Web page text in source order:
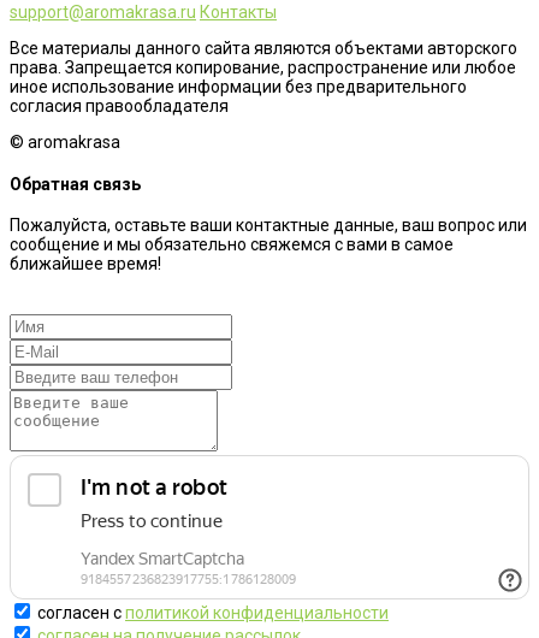
support@aromakrasa.ru Контакты
Все материалы данного сайта являются объектами авторского
права. Запрещается копирование, распространение или любое
иное использование информации без предварительного
согласия правообладателя
© aromakrasa
Обратная связь
Пожалуйста, оставьте ваши контактные данные, ваш вопрос или
сообщение и мы обязательно свяжемся с вами в самое
ближайшее время!
согласен сполитикой конфиденциальности